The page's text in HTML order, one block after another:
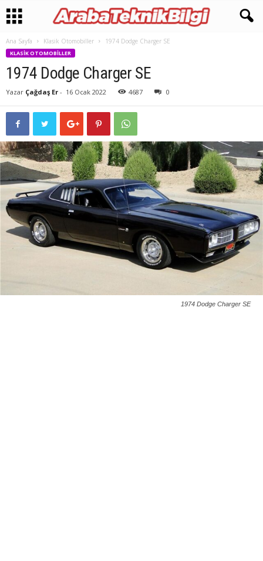
Ana Sayfa Klasik Otomobiller 1974 Dodge Charger SE
KLASIK OTOMOBILLER
1974 Dodge Charger SE
Yazar Çağdaş Er - 16 Ocak 2022 4687 0
1974 Dodge Charger SE